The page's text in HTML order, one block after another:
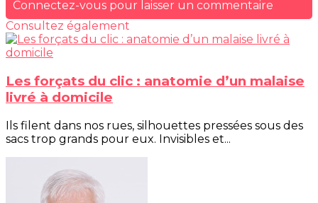
Connectez-vous pour laisser un commentaire
Consultez également
Les forçats du clic : anatomie d’un malaise
livré à domicile
Ils filent dans nos rues, silhouettes pressées sous des
sacs trop grands pour eux. Invisibles et...